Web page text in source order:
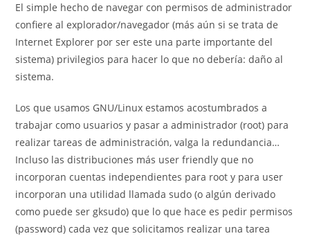
El simple hecho de navegar con permisos de administrador
confiere al explorador/navegador (más aún si se trata de
Internet Explorer por ser este una parte importante del
sistema) privilegios para hacer lo que no debería: daño al
sistema.
Los que usamos GNU/Linux estamos acostumbrados a
trabajar como usuarios y pasar a administrador (root) para
realizar tareas de administración, valga la redundancia…
Incluso las distribuciones más user friendly que no
incorporan cuentas independientes para root y para user
incorporan una utilidad llamada sudo (o algún derivado
como puede ser gksudo) que lo que hace es pedir permisos
(password) cada vez que solicitamos realizar una tarea